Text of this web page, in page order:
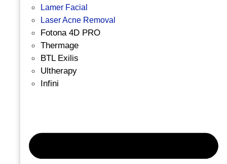
Lamer Facial
Laser Acne Removal
Fotona 4D PRO
Thermage
BTL Exilis
Ultherapy
Infini